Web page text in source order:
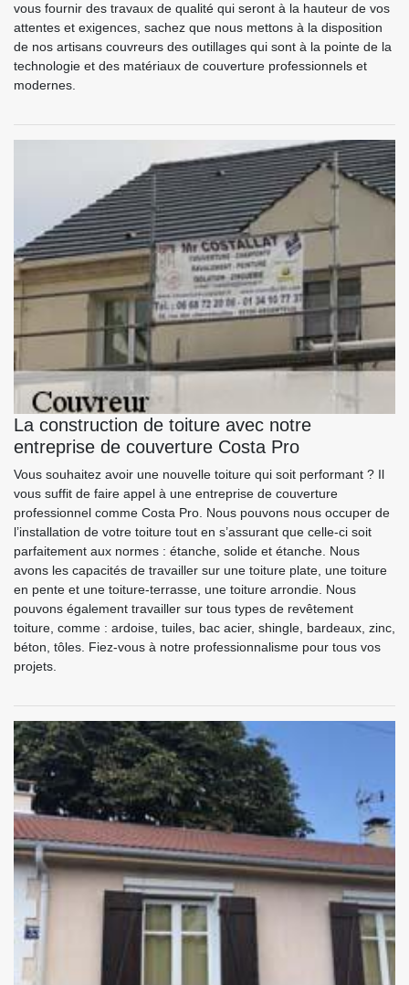
vous fournir des travaux de qualité qui seront à la hauteur de vos
attentes et exigences, sachez que nous mettons à la disposition
de nos artisans couvreurs des outillages qui sont à la pointe de la
technologie et des matériaux de couverture professionnels et
modernes.
La construction de toiture avec notre
entreprise de couverture Costa Pro
Vous souhaitez avoir une nouvelle toiture qui soit performant ? Il
vous suffit de faire appel à une entreprise de couverture
professionnel comme Costa Pro. Nous pouvons nous occuper de
l’installation de votre toiture tout en s’assurant que celle-ci soit
parfaitement aux normes : étanche, solide et étanche. Nous
avons les capacités de travailler sur une toiture plate, une toiture
en pente et une toiture-terrasse, une toiture arrondie. Nous
pouvons également travailler sur tous types de revêtement
toiture, comme : ardoise, tuiles, bac acier, shingle, bardeaux, zinc,
béton, tôles. Fiez-vous à notre professionnalisme pour tous vos
projets.